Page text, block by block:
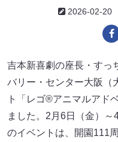
2026-02-20
吉本新喜劇の座長・すっ
バリー・センター大阪（
ト「レゴ®アニマルアド
ました。2月6日（金）～
のイベントは、開園111